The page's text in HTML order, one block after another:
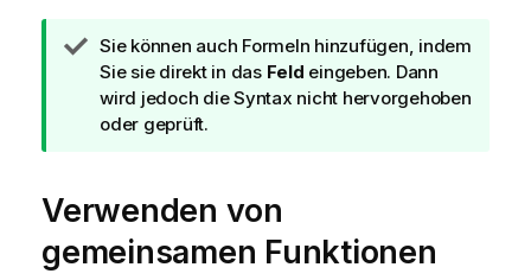
T
i
p
p
n
w
e
Sie können auch Formeln hinzufügen, indem
Sie sie direkt in das Feld eingeben. Dann
wird jedoch die Syntax nicht hervorgehoben
oder geprüft.
Verwenden von
gemeinsamen Funktionen